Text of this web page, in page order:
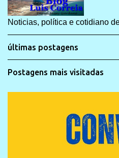
Noticias, política e cotidiano
últimas postagens
Postagens mais visitadas